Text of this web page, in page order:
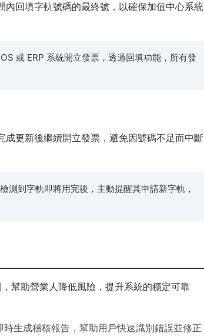
回填字軌號碼的最終號，以確保加值中心系統
或 ERP 系統開立發票，透過回填功能，所有發
更新後繼續開立發票，避免因號碼不足而中斷
測到字軌即將用完後，主動提醒其申請新字軌，
幫助營業人降低風險，提升系統的穩定可靠
生成稽核報告，幫助用戶快速識別錯誤並修正